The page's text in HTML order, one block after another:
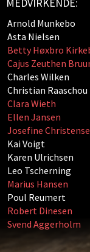
Arnold Munkebo
Asta Nielsen
Betty Høxbro
Cajus Zeuthen
Charles Wilken
Christian Raaschou
Clara Wieth
Ellen Jansen
Josefine
Kai Voigt
Karen Ulrichsen
Leo Tscherning
Marius Hansen
Poul Reumert
Robert Dinesen
Svend Aggerholm